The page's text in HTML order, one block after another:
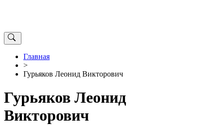
Главная
>
Гурьяков Леонид Викторович
Гурьяков Леонид
Викторович